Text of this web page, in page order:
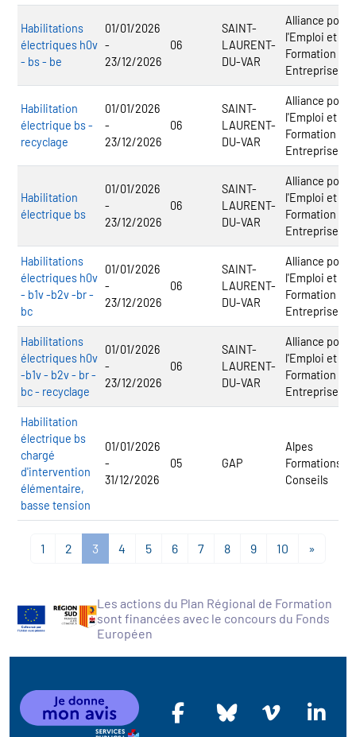
Habilitations
électriques h0v
- bs - be
01/01/2026
-
23/12/2026
06
SAINT-
LAURENT-
DU-VAR
Alliance pour
l'Emploi et la
Formation en
Entreprise
Habilitation
électrique bs -
recyclage
01/01/2026
-
23/12/2026
06
SAINT-
LAURENT-
DU-VAR
Alliance pour
l'Emploi et la
Formation en
Entreprise
Habilitation
électrique bs
01/01/2026
-
23/12/2026
06
SAINT-
LAURENT-
DU-VAR
Alliance pour
l'Emploi et la
Formation en
Entreprise
Habilitations
électriques h0v
- b1v -b2v -br -
bc
01/01/2026
-
23/12/2026
06
SAINT-
LAURENT-
DU-VAR
Alliance pour
l'Emploi et la
Formation en
Entreprise
Habilitations
électriques h0v
-b1v - b2v - br -
bc - recyclage
01/01/2026
-
23/12/2026
06
SAINT-
LAURENT-
DU-VAR
Alliance pour
l'Emploi et la
Formation en
Entreprise
Habilitation
électrique bs
chargé
d'intervention
élémentaire,
basse tension
01/01/2026
-
31/12/2026
05 GAP
Alpes
Formations
Conseils
1 2 3 4 5 6 7 8 9 10 »
Les actions du Plan Régional de Formation
sont financées avec le concours du Fonds
Européen